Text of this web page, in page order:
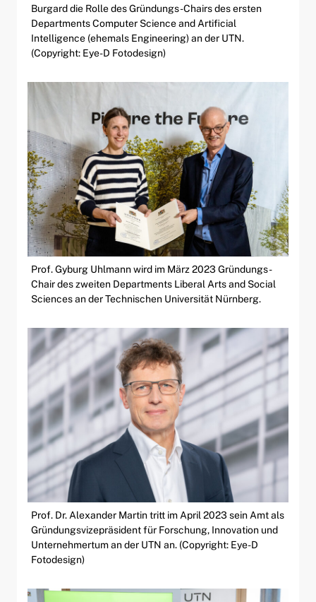
Burgard die Rolle des Gründungs-Chairs des ersten
Departments Computer Science and Artificial
Intelligence (ehemals Engineering) an der UTN.
(Copyright: Eye-D Fotodesign)
Prof. Gyburg Uhlmann wird im März 2023 Gründungs-
Chair des zweiten Departments Liberal Arts and Social
Sciences an der Technischen Universität Nürnberg.
Prof. Dr. Alexander Martin tritt im April 2023 sein Amt als
Gründungsvizepräsident für Forschung, Innovation und
Unternehmertum an der UTN an. (Copyright: Eye-D
Fotodesign)